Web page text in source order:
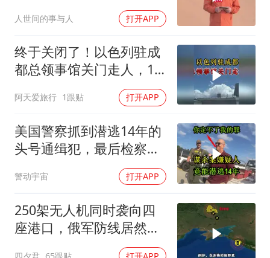
“皋”在低处
从科技创新看开局起步的时与势
人世间的事与人 打开APP
终于关闭了！以色列驻成
都总领事馆关门走人，12
阿天爱旅行 1跟贴 打开APP
美国警察抓到潜逃14年的
头号通缉犯，最后检察官
警动宇宙 打开APP
250架无人机同时袭向四
座港口，俄军防线居然彻
四夕君 65跟贴 打开APP